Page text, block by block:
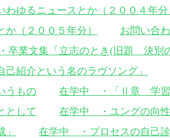
ゆるニュースとか（２００４年分
（２００５年分）
お問い合
卒業文集「立志のとき(旧題 決別
紹介という名のラヴソング」
もの
在学中 ・「Ⅱ章 学習
として
在学中 ・ユングの向
在学中 ・プロセスの自己